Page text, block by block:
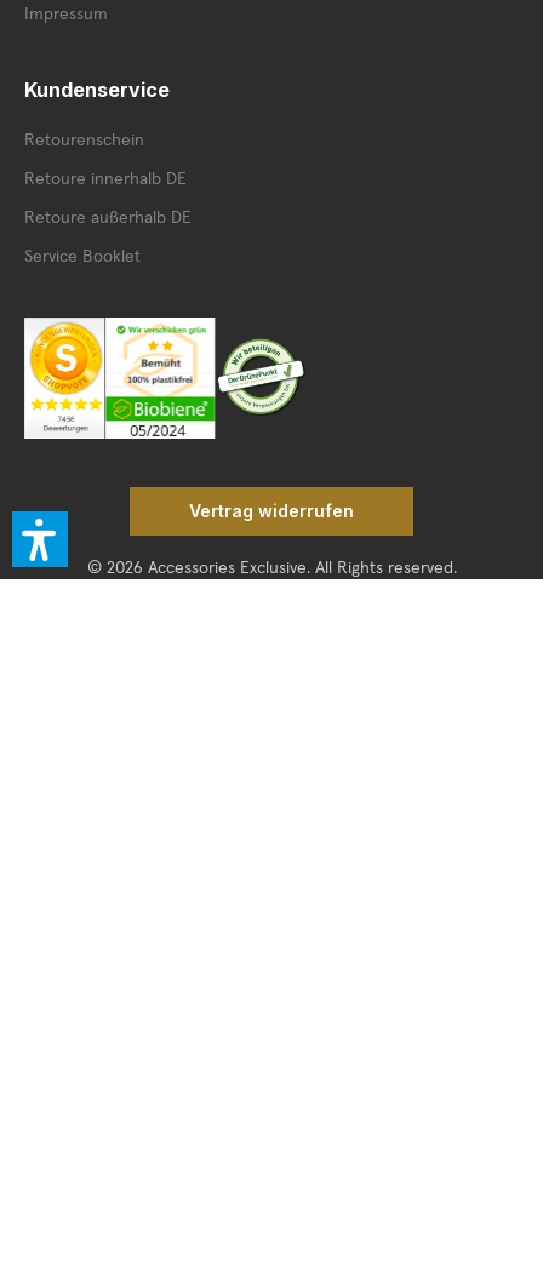
Impressum
Kundenservice
Retourenschein
Retoure innerhalb DE
Retoure außerhalb DE
Service Booklet
Vertrag widerrufen
© 2026 Accessories Exclusive. All Rights reserved.